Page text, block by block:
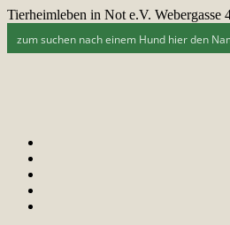
Tierheimleben in Not e.V. Webergasse